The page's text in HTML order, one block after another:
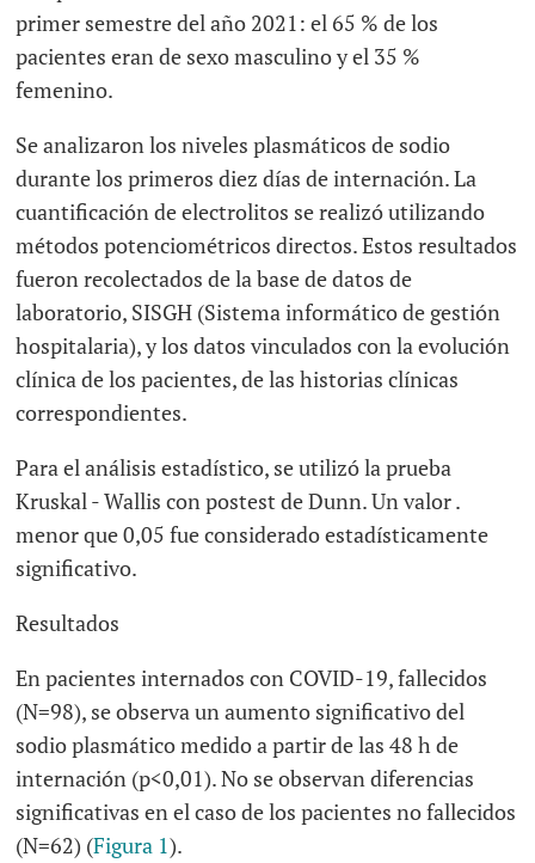
primer semestre del año 2021: el 65 % de los
pacientes eran de sexo masculino y el 35 %
femenino.
Se analizaron los niveles plasmáticos de sodio
durante los primeros diez días de internación. La
cuantificación de electrolitos se realizó utilizando
métodos potenciométricos directos. Estos resultados
fueron recolectados de la base de datos de
laboratorio, SISGH (Sistema informático de gestión
hospitalaria), y los datos vinculados con la evolución
clínica de los pacientes, de las historias clínicas
correspondientes.
Para el análisis estadístico, se utilizó la prueba
Kruskal - Wallis con postest de Dunn. Un valor .
menor que 0,05 fue considerado estadísticamente
significativo.
Resultados
En pacientes internados con COVID-19, fallecidos
(N=98), se observa un aumento significativo del
sodio plasmático medido a partir de las 48 h de
internación (p<0,01). No se observan diferencias
significativas en el caso de los pacientes no fallecidos
(N=62) (Figura 1).